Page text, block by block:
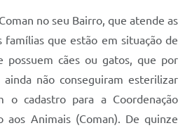
no seu Bairro, que atende as
famílias que estão em situação de
possuem cães ou gatos, que por
ainda não conseguiram esterilizar
o cadastro para a Coordenação
aos Animais (Coman). De quinze